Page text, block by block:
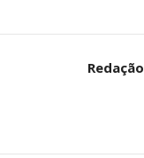
Redação